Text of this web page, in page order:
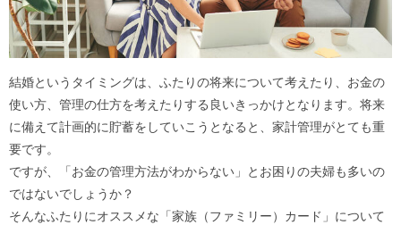
結婚というタイミングは、ふたりの将来について考えたり、お金の
使い方、管理の仕方を考えたりする良いきっかけとなります。将来
に備えて計画的に貯蓄をしていこうとなると、家計管理がとても重
要です。
ですが、「お金の管理方法がわからない」とお困りの夫婦も多いの
ではないでしょうか？
そんなふたりにオススメな「家族（ファミリー）カード」について